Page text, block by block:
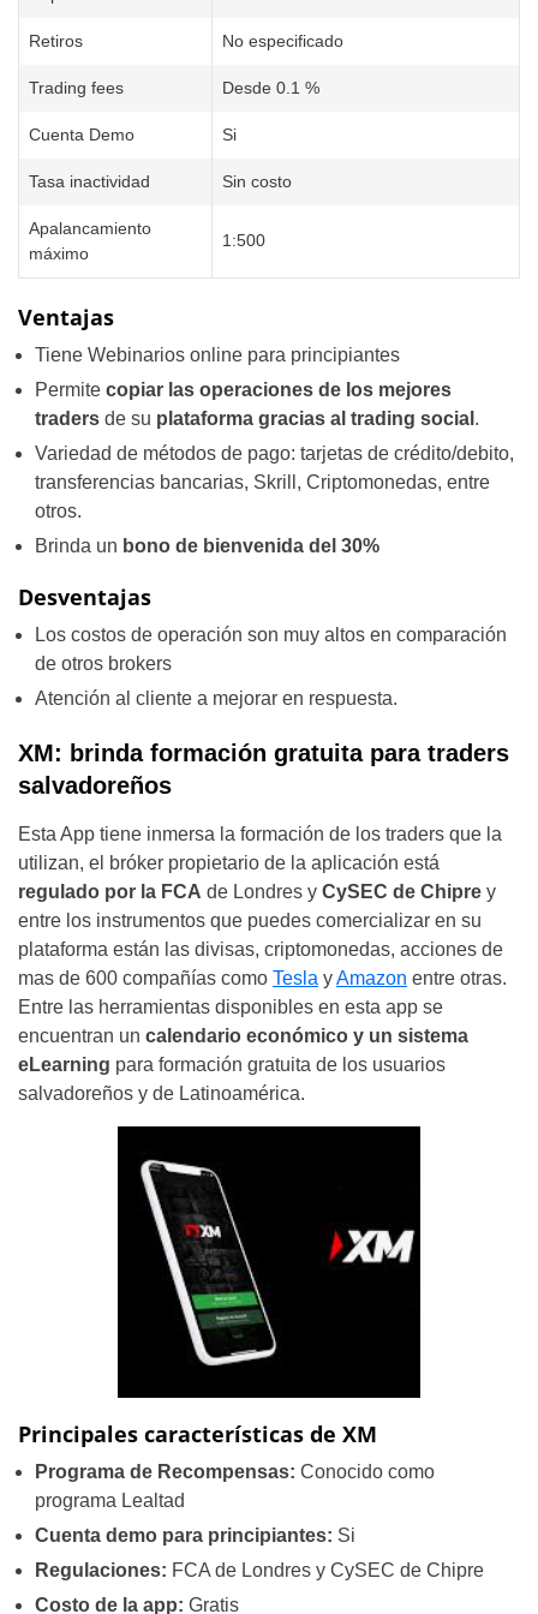
Retiros No especificado
Trading fees Desde 0.1 %
Cuenta Demo Si
Tasa inactividad Sin costo
Apalancamiento
máximo
1:500
Ventajas
Tiene Webinarios online para principiantes
Permite copiar las operaciones de los mejores
traders de su plataforma gracias al trading social .
Variedad de métodos de pago: tarjetas de crédito/debito,
transferencias bancarias, Skrill, Criptomonedas, entre
otros.
Brinda un bono de bienvenida del 30%
Desventajas
Los costos de operación son muy altos en comparación
de otros brokers
Atención al cliente a mejorar en respuesta.
XM: brinda formación gratuita para traders
salvadoreños
Esta App tiene inmersa la formación de los traders que la
utilizan, el bróker propietario de la aplicación está
regulado por la FCA de Londres y CySEC de Chipre y
entre los instrumentos que puedes comercializar en su
plataforma están las divisas, criptomonedas, acciones de
mas de 600 compañías como Tesla yAmazon entre otras.
Entre las herramientas disponibles en esta app se
encuentran un calendario económico y un sistema
eLearning para formación gratuita de los usuarios
salvadoreños y de Latinoamérica.
Principales características de XM
Programa de Recompensas: Conocido como
programa Lealtad
Cuenta demo para principiantes: Si
Regulaciones: FCA de Londres y CySEC de Chipre
Costo de la app: Gratis